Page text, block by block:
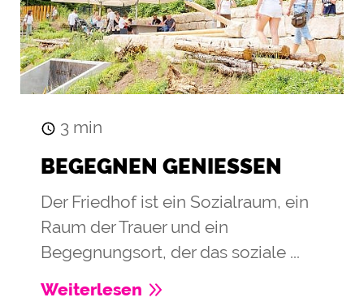
3 min
BEGEGNEN GENIESSEN
Der Friedhof ist ein Sozialraum, ein
Raum der Trauer und ein
Begegnungsort, der das soziale ...
Weiterlesen